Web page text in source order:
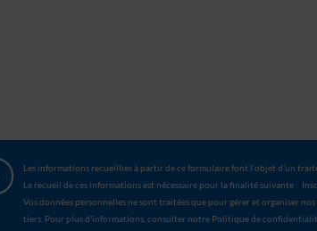
Les informations recueillies à partir de ce formulaire font l’objet d’un
Le recueil de ces informations est nécessaire pour la finalité suivante :
Vos données personnelles ne sont traitées que pour gérer et organiser
tiers. Pour plus d'informations, consulter notre Politique de